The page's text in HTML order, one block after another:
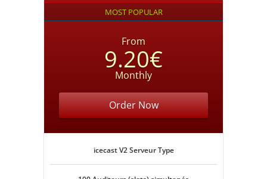
MOST POPULAR
From
9.20€
Monthly
Order Now
icecast V2 Serveur Type